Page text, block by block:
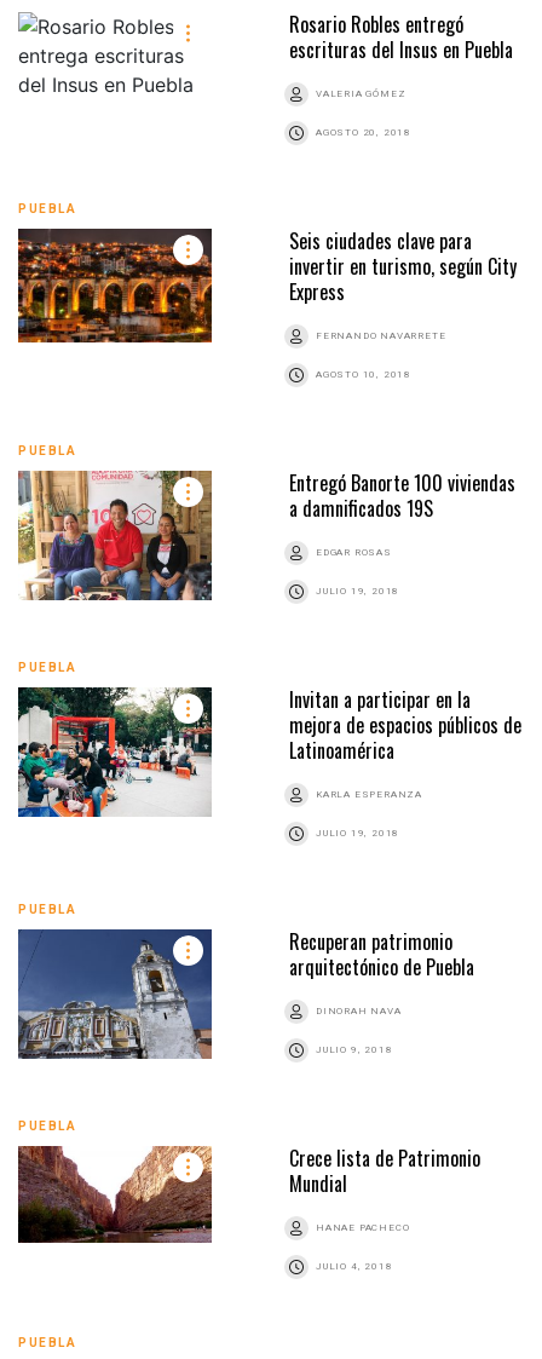
Rosario Robles entregó
escrituras del Insus en Puebla
VALERIA GÓMEZ
AGOSTO 20, 2018
PUEBLA
Seis ciudades clave para
invertir en turismo, según City
Express
FERNANDO NAVARRETE
AGOSTO 10, 2018
PUEBLA
Entregó Banorte 100 viviendas
a damnificados 19S
EDGAR ROSAS
JULIO 19, 2018
PUEBLA
Invitan a participar en la
mejora de espacios públicos de
Latinoamérica
KARLA ESPERANZA
JULIO 19, 2018
PUEBLA
Recuperan patrimonio
arquitectónico de Puebla
DINORAH NAVA
JULIO 9, 2018
PUEBLA
Crece lista de Patrimonio
Mundial
HANAE PACHECO
JULIO 4, 2018
PUEBLA